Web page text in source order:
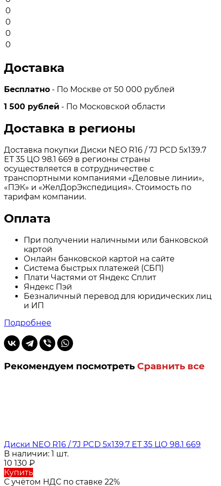
0
0
0
0
Доставка
Бесплатно - По Москве от 50 000 рублей
1 500 рублей - По Московской области
Доставка в регионы
Доставка покупки Диски NEO R16 / 7J PCD 5x139.7
ЕТ 35 ЦО 98.1 669 в регионы страны
осуществляется в сотрудничестве с
транспортными компаниями «Деловые линии»,
«ПЭК» и «ЖелДорЭкспедиция». Стоимость по
тарифам компании.
Оплата
При получении наличными или банковской
картой
Онлайн банковской картой на сайте
Система быстрых платежей (СБП)
Плати Частями от Яндекс Сплит
Яндекс Пэй
Безналичный перевод для юридических лиц
и ИП
Подробнее
Рекомендуем посмотреть Сравнить все
Диски NEO R16 / 7J PCD 5x139.7 ЕТ 35 ЦО 98.1 669
В наличии: 1 шт.
10 130 ₽
Купить
С учётом НДС по ставке 22%